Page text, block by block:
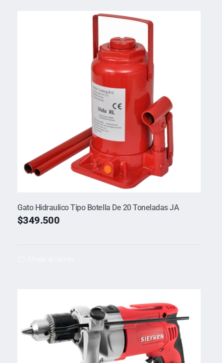
Gato Hidraulico Tipo Botella De 20 Toneladas JA
$349.500